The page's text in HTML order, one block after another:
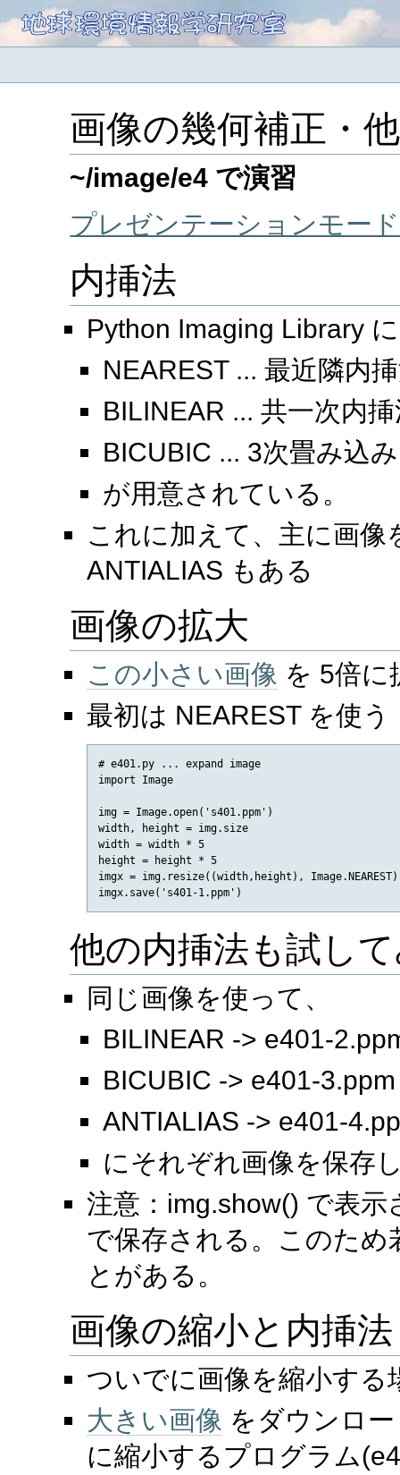
画像の幾何補正・
~/image/e4 で演習
プレゼンテーションモー
内挿法
Python Imaging Library
NEAREST ... 最近隣内
BILINEAR ... 共一次内
BICUBIC ... 3次畳み込
が用意されている。
これに加えて、主に画
ANTIALIAS もある
画像の拡大
この小さい画像 を 5倍に
最初は NEAREST を使う
# e401.py ... expand image
import Image
img = Image.open('s401.ppm')
width, height = img.size
width = width * 5
height = height * 5
imgx = img.resize((width,height), Image.NEAREST)
他の内挿法も試し
同じ画像を使って、
BILINEAR -> e401-
BICUBIC -> e401-3.ppm
ANTIALIAS -> e401-
にそれぞれ画像を保存
注意：img.show() で表
で保存される。このため
とがある。
画像の縮小と内挿法
ついでに画像を縮小する
大きい画像 をダウンロ
に縮小するプログラム